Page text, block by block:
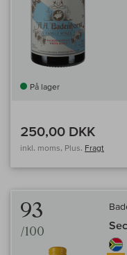
På lager
250,00 DKK
inkl. moms, Plus. Fragt
93
/100